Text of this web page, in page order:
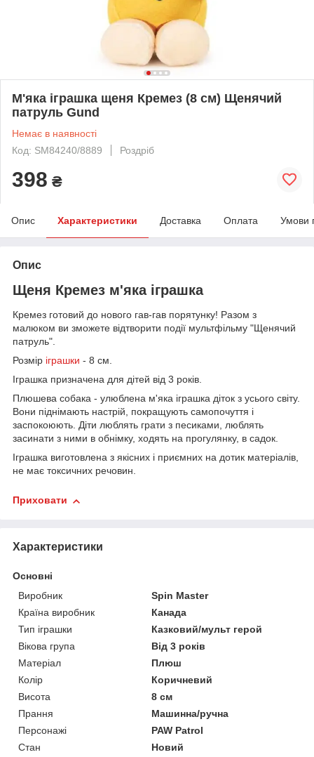
М'яка іграшка щеня Кремез (8 см) Щенячий
патруль Gund
Немає в наявності
Код: SM84240/8889
Роздріб
398 ₴
Опис Характеристики Доставка Оплата Умови
Опис
Щеня Кремез м'яка іграшка
Кремез готовий до нового гав-гав порятунку! Разом з
малюком ви зможете відтворити події мультфільму "Щенячий
патруль".
Розмір іграшки - 8 см.
Іграшка призначена для дітей від 3 років.
Плюшева собака - улюблена м'яка іграшка діток з усього світу.
Вони піднімають настрій, покращують самопочуття і
заспокоюють. Діти люблять грати з песиками, люблять
засинати з ними в обнімку, ходять на прогулянку, в садок.
Іграшка виготовлена з якісних і приємних на дотик матеріалів,
не має токсичних речовин.
Приховати
Характеристики
Основні
Виробник
Spin Master
Країна виробник
Канада
Тип іграшки
Казковий/мульт герой
Вікова група
Від 3 років
Матеріал
Плюш
Колір
Коричневий
Висота
8 см
Прання
Машинна/ручна
Персонажі
PAW Patrol
Стан
Новий